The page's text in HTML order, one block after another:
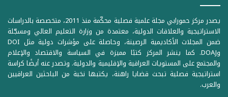
يصدر مركز حمورابي مجلة علمية فصلية محكّمة منذ 2011، متخصصة بالدراسات
الاستراتيجية والعلاقات الدولية، معتمدة من وزارة التعليم العالي ومسجّلة
ضمن المجلات الأكاديمية الرصينة، وحاصلة على مؤشرات دولية مثل DOI
وDOAJ. كما ينشر المركز كتبًا مميزة في السياسة والاقتصاد والإعلام
والمجتمع على المستويات العراقية والإقليمية والدولية. وتصدر عنه أيضًا كراسة
استراتيجية فصلية تبحث قضايا راهنة، يكتبها نخبة من الباحثين العراقيين
والعرب.